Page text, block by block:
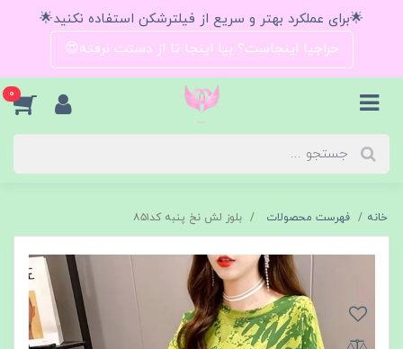
🌟برای عملکرد بهتر و سریع از فیلترشکن استفاده نکنید🌟
حراجیا اینجاست؟ بیا اینجا تا از دستت نرفته😍
0
خانه فهرست محصولات بلوز لش نخ پنبه کد۸۵۱